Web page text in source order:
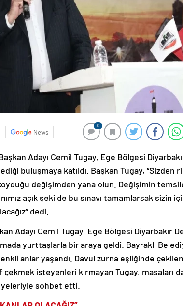
News
0
Adayı Cemil Tugay, Ege Bölgesi
buluşmaya katıldı. Başkan Tugay, “Sizden
değişimden yana olun. Değişimin
açık şekilde bu sınavı tamamlarsak sizin
dedi.
Adayı Cemil Tugay, Ege Bölgesi Diyarbakır
yurttaşlarla bir araya geldi. Bayraklı
anlar yaşandı. Davul zurna eşliğinde
isteyenleri kırmayan Tugay, masaları
sohbet etti.